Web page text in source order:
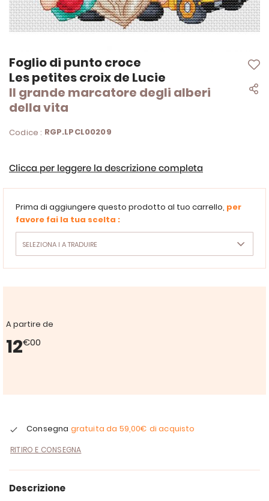
Foglio di punto croce
Les petites croix de Lucie
Il grande marcatore degli alberi
della vita
Codice : RGP.LPCL00209
Clicca per leggere la descrizione completa
Prima di aggiungere questo prodotto al tuo carrello, per
favore fai la tua scelta :
A partire de
12€00
Consegna gratuita da 59,00€ di acquisto
RITIRO E CONSEGNA
Vai
all'inizio
della
galleria
di
Descrizione